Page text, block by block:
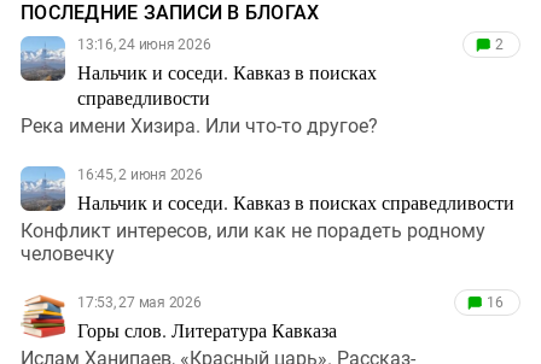
ПОСЛЕДНИЕ ЗАПИСИ В БЛОГАХ
13:16, 24 июня 2026
Нальчик и соседи. Кавказ в поисках
справедливости
2
Река имени Хизира. Или что-то другое?
16:45, 2 июня 2026
Нальчик и соседи. Кавказ в поисках справедливости
Конфликт интересов, или как не порадеть родному
человечку
17:53, 27 мая 2026
Горы слов. Литература Кавказа
16
Ислам Ханипаев, «Красный царь». Рассказ-